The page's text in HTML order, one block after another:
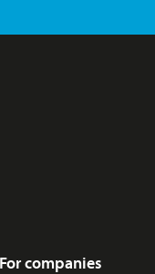
For companies